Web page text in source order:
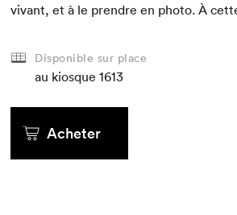
vivant, et à le pren­dre en pho­to. À
Disponible sur place
au kiosque 1613
Acheter